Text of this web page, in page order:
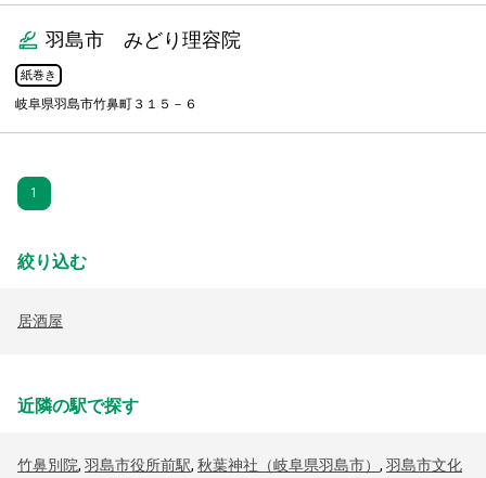
羽島市 みどり理容院
紙巻き
岐阜県羽島市竹鼻町３１５－６
1
絞り込む
居酒屋
近隣の駅で探す
竹鼻別院, 羽島市役所前駅, 秋葉神社（岐阜県羽島市） , 羽島市文化